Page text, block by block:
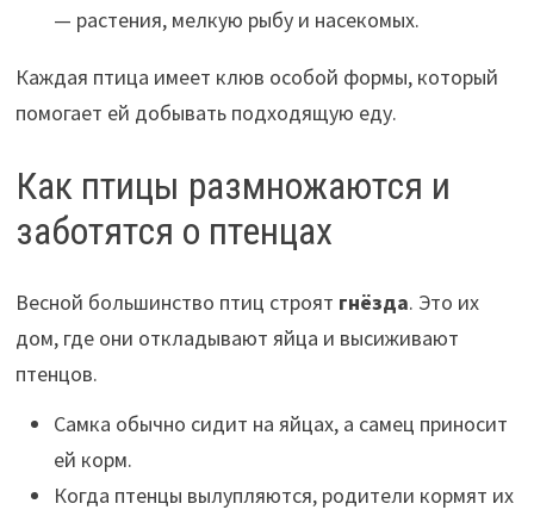
— растения, мелкую рыбу и насекомых.
Каждая птица имеет клюв особой формы, который
помогает ей добывать подходящую еду.
Как птицы размножаются и
заботятся о птенцах
Весной большинство птиц строят гнёзда. Это их
дом, где они откладывают яйца и высиживают
птенцов.
Самка обычно сидит на яйцах, а самец приносит
ей корм.
Когда птенцы вылупляются, родители кормят их